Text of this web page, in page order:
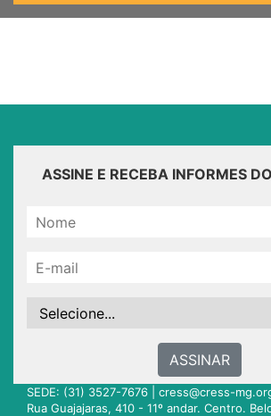
ASSINE E RECEBA INFORMES
ASSINAR
SEDE: (31) 3527-7676 | cress@cress-
Rua Guajajaras, 410 - 11º andar. Centro.